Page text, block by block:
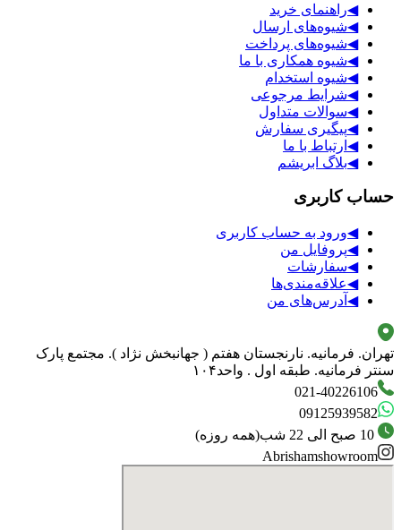
◀راهنمای خرید
◀شیوه‌های ارسال
◀شیوه‌های پرداخت
◀شیوه همکاری با ما
◀شیوه استخدام
◀شرایط مرجوعی
◀سوالات متداول
◀پیگیری سفارش
◀ ارتباط با ما
◀بلاگ ابریشم
حساب کاربری
◀ورود به حساب کاربری
◀پروفایل من
◀سفارشات
◀علاقه‌مندی‌ها
◀ آدرس‌های من
تهران. فرمانیه. نارنجستان هفتم ( جهانبخش نژاد ). مجتمع پارک
سنتر فرمانیه. طبقه اول . واحد۱۰۴
021-40226106
09125939582
10 صبح الی 22 شب
(همه روزه)
Abrishamshowroom